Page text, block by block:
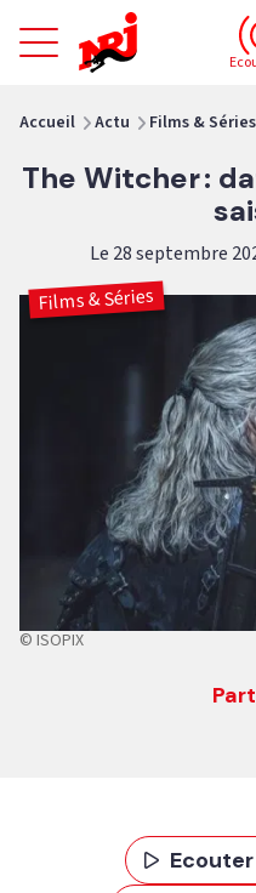
NRJ - Accueil
Accueil Actu Films & Séries
The Witcher :
Le 28 septembre
Films & Séries
© ISOPIX